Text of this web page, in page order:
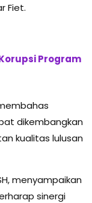
Fiet.
Program
dikembangkan
kualitas lulusan
menyampaikan
sinergi